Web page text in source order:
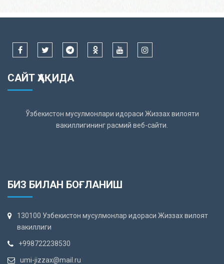
САЙТ ҲАҚИДА
Ўзбекистон мусулмонлари идораси Жиззах вилояти
вакиллигининг расмий веб-сайти.
БИЗ БИЛАН БОҒЛАНИШ
130100 Узбекистон мусулмонлар идораси Жиззах вилоят
вакиллиги
+998722238530
umi-jizzax@mail.ru